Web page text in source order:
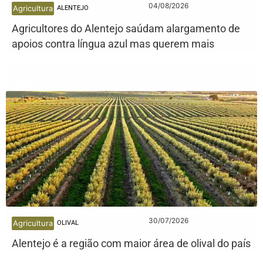
Agricultura ALENTEJO 04/08/2026
Agricultores do Alentejo saúdam alargamento de
apoios contra língua azul mas querem mais
Agricultura OLIVAL 30/07/2026
Alentejo é a região com maior área de olival do país